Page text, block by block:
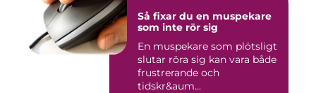
Så fixar du en muspekare
som inte rör sig
En muspekare som plötsligt
slutar röra sig kan vara både
frustrerande och
tidskr&aum...